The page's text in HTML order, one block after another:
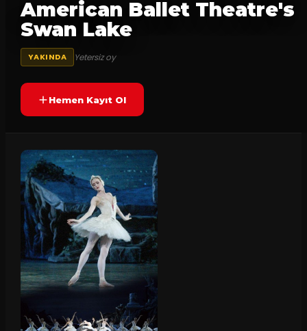
American Ballet Theatre's
Swan Lake
YAKINDA Yetersiz oy
Hemen Kayıt Ol